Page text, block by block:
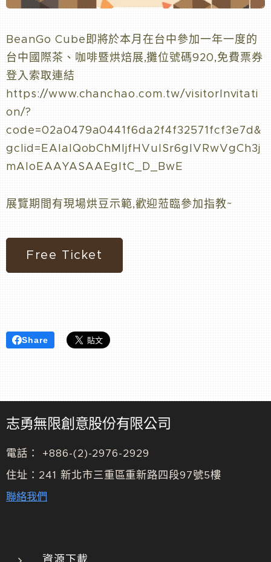
BeanGo Cube即將於本月在台中參加一年一度的
台中國際茶、咖啡暨烘焙展,攤位號碼920,免費票券
登入索取連結
https://www.chanchao.com.tw/visitorInvitati
on/?
code=02a0479a0441f6da2f4f32571fcf3e7d&
gclid=EAIaIQobChMIjfHVuISr6gIVRwVgCh3j
mAloEAAYASAAEgItC_D_BwE
展覽期間有現場烘豆示範,歡迎蒞臨參加指教~
Free Ticket
Share
志勇無限創意股份有限公司
電話： +886-(2)-2976-2929
住址：241 新北市三重區重新路四段97號5樓
聯絡我們